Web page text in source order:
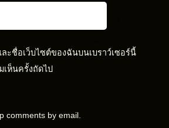
ะชื่อเว็บไซต์ของฉันบนเบราว์เซอร์นี้
ห็นครั้งถัดไป
comments by email.